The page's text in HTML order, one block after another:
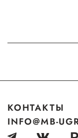
КОНТАКТЫ
INFO@MB-